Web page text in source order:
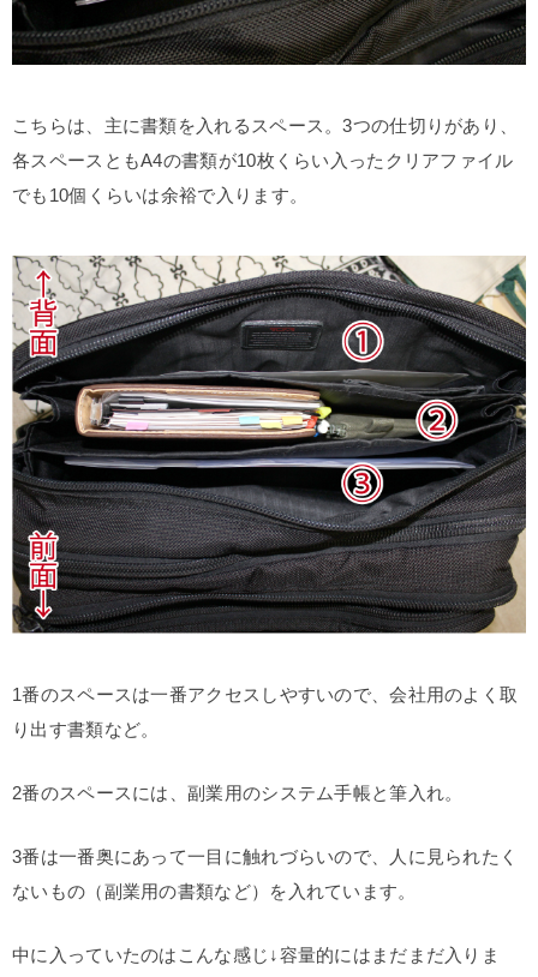
こちらは、主に書類を入れるスペース。3つの仕切りがあり、
各スペースともA4の書類が10枚くらい入ったクリアファイル
でも10個くらいは余裕で入ります。
1番のスペースは一番アクセスしやすいので、会社用のよく取
り出す書類など。
2番のスペースには、副業用のシステム手帳と筆入れ。
3番は一番奥にあって一目に触れづらいので、人に見られたく
ないもの（副業用の書類など）を入れています。
中に入っていたのはこんな感じ↓容量的にはまだまだ入りま